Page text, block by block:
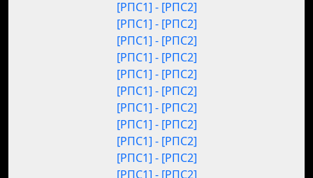
[РПС1] - [РПС2]
[РПС1] - [РПС2]
[РПС1] - [РПС2]
[РПС1] - [РПС2]
[РПС1] - [РПС2]
[РПС1] - [РПС2]
[РПС1] - [РПС2]
[РПС1] - [РПС2]
[РПС1] - [РПС2]
[РПС1] - [РПС2]
[РПС1] - [РПС2]